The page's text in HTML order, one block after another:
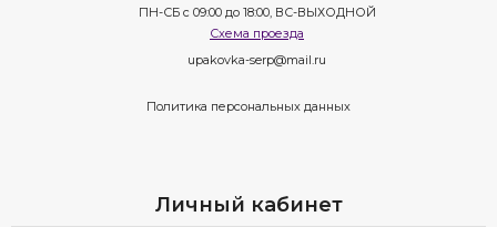
ПН-СБ с 09:00 до 18:00, ВС-ВЫХОДНОЙ
Схема проезда
upakovka-serp@mail.ru
Политика персональных данных
Личный кабинет